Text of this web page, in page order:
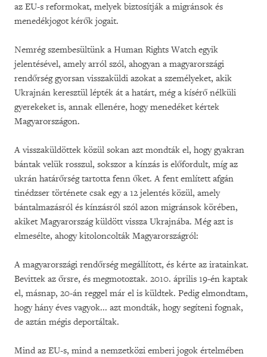
az EU-s reformokat, melyek biztosítják a migránsok és
menedékjogot kérők jogait.
Nemrég szembesültünk a Human Rights Watch egyik
jelentésével, amely arról szól, ahogyan a magyarországi
rendőrség gyorsan visszaküldi azokat a személyeket, akik
Ukrajnán keresztül lépték át a határt, még a kísérő nélküli
gyerekeket is, annak ellenére, hogy menedéket kértek
Magyarországon.
A visszaküldöttek közül sokan azt mondták el, hogy gyakran
bántak velük rosszul, sokszor a kínzás is előfordult, míg az
ukrán határőrség tartotta fenn őket. A fent említett afgán
tinédzser története csak egy a 12 jelentés közül, amely
bántalmazásról és kínzásról szól azon migránsok körében,
akiket Magyarország küldött vissza Ukrajnába. Még azt is
elmesélte, ahogy kitoloncolták Magyarországról:
A magyarországi rendőrség megállított, és kérte az iratainkat.
Bevittek az őrsre, és megmotoztak. 2010. április 19-én kaptak
el, másnap, 20-án reggel már el is küldtek. Pedig elmondtam,
hogy hány éves vagyok... azt mondták, hogy segíteni fognak,
de aztán mégis deportáltak.
Mind az EU-s, mind a nemzetközi emberi jogok értelmében